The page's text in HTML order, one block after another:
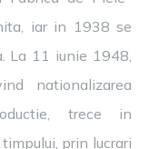
iar in 1938 se
La 11 iunie 1948,
nationalizarea
trece in
prin lucrari